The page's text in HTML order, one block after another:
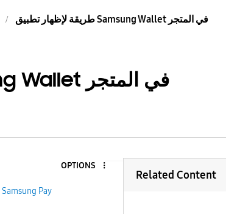
طريقة لإظهار تطبيق Samsung Wallet في المتجر
طريقة لإظهار تطبيق Samsung Wallet في المتجر
OPTIONS
Samsung Pay
Related Content